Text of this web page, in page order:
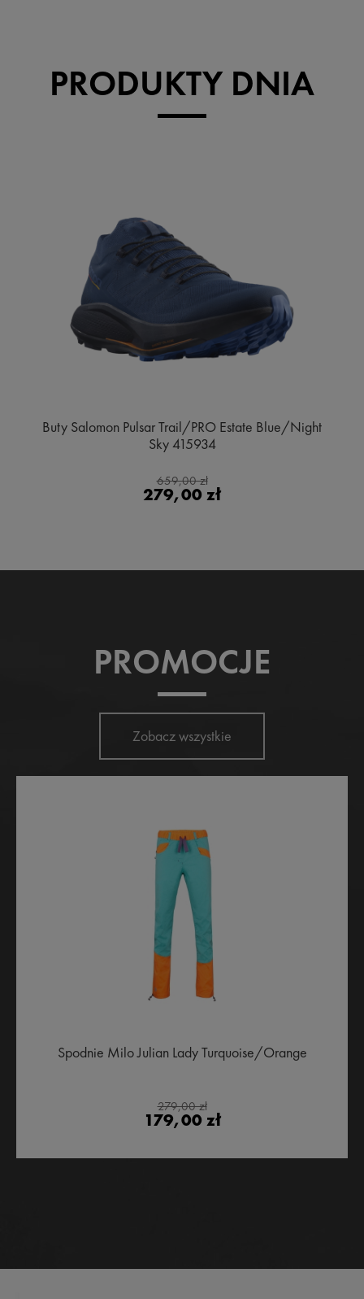
PRODUKTY DNIA
Buty Salomon Pulsar Trail/PRO Estate Blue/Night
Sky 415934
659,00 zł
279,00 zł
PROMOCJE
Zobacz wszystkie
Spodnie Milo Julian Lady Turquoise/Orange
279,00 zł
179,00 zł